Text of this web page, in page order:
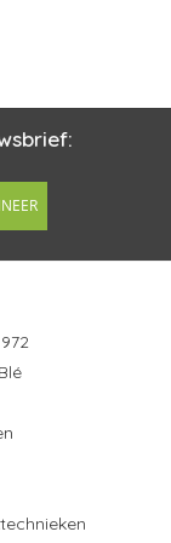
DéBlé
ontwerp
audio
geleverd
zijn